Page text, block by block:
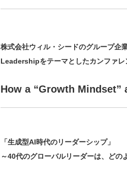
株式会社ウィル・シードのグループ企
Leadershipをテーマとしたカンファレ
How a “Growth
「生成型AI時代のリーダーシップ」
～40代のグローバルリーダーは、どの